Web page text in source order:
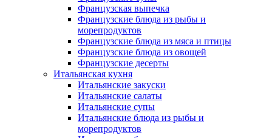
Французская выпечка
Французские блюда из рыбы и
морепродуктов
Французские блюда из мяса и птицы
Французские блюда из овощей
Французские десерты
Итальянская кухня
Итальянские закуски
Итальянские салаты
Итальянские супы
Итальянские блюда из рыбы и
морепродуктов